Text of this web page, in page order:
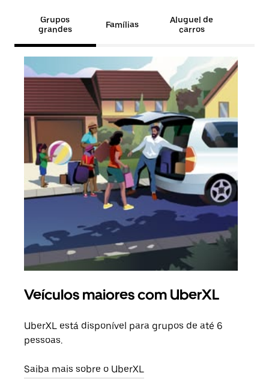
Grupos
grandes
Famílias
Aluguel de
carros
Veículos maiores com UberXL
UberXL está disponível para grupos de até 6
pessoas.
Saiba mais sobre o UberXL